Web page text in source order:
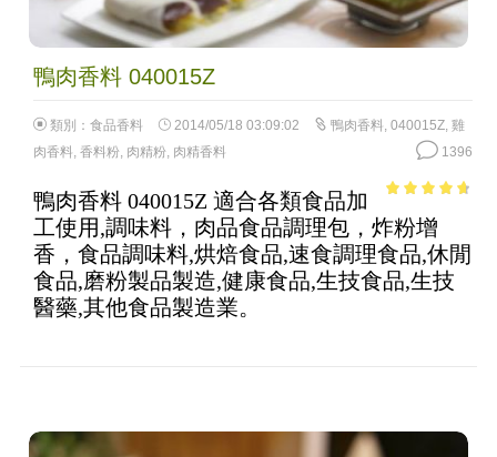
鴨肉香料 040015Z
類別： 食品香料 2014/05/18 03:09:02 鴨肉香料 040015Z, 雞
肉香料 香料粉, 肉精粉, 肉精香料 1396
of 5
鴨肉香料 040015Z 適合各類食品加
工使用,調味料，肉品食品調理包，炸粉增
香，食品調味料,烘焙食品,速食調理食品,休閒
食品,磨粉製品製造,健康食品,生技食品,生技
醫藥,其他食品製造業。